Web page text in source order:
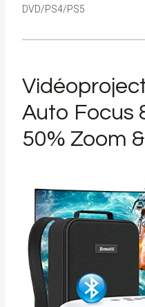
DVD/PS4/PS5
Auto Focus
50% Zoom